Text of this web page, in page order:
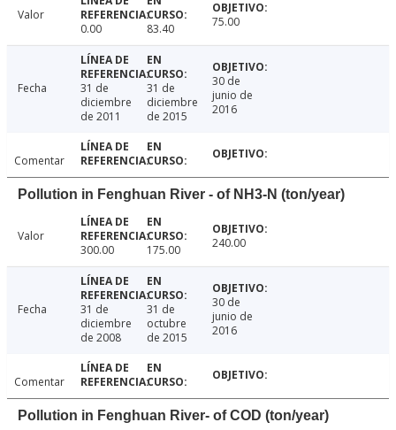
Valor
0.00
83.40 75.00
Fecha
31 de
diciembre
de 2011
31 de
diciembre
de 2015
30 de
junio de
2016
Comentar
Pollution in Fenghuan River - of NH3-N (ton/year)
Valor
300.00
175.00 240.00
Fecha
31 de
diciembre
de 2008
31 de
octubre
de 2015
30 de
junio de
2016
Comentar
Pollution in Fenghuan River- of COD (ton/year)